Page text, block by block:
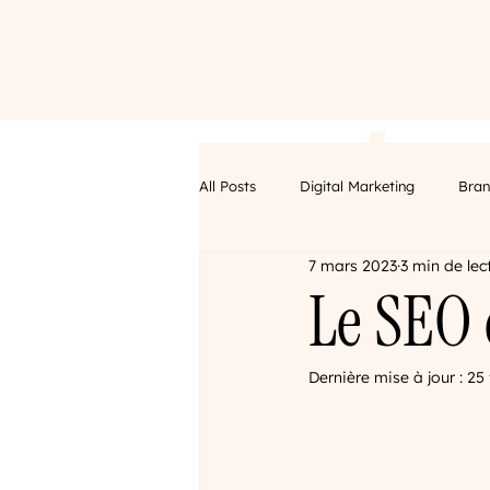
e r
o
j
o
p
n
t
All Posts Digital Marketing
Digital marketing Branding
Le
7 mars 20233 min de
Dernière mise à jour : 25